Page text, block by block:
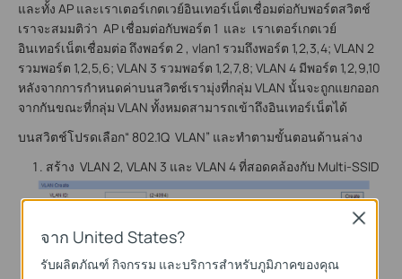
และทั้ง AP และเราเตอร์เกตเวย์อินเทอร์เน็ตเชื่อมต่อกับพอร์ตสวิตช์
เราจะสมมติว่า AP เชื่อมต่อกับพอร์ต 1 และ เราเตอร์เกตเวย์
อินเทอร์เน็ตเชื่อมต่อ ถึงพอร์ต 2 , vlan1 รวมถึงพอร์ต 1,2,3,4; VLAN 2
รวมพอร์ต 1,2,5,6; VLAN 3 รวมพอร์ต 1,2,7,8; VLAN 4 มีพอร์ต 1,2,9,10
หลังจากการกำหนดค่าบนสวิตช์เรามุ่งที่กลุ่ม VLAN นั้นจะถูกแยกออก
จากกันขณะที่กลุ่ม VLAN ทั้งหมดสามารถเข้าถึงอินเทอร์เน็ตได้
บนสวิตช์โปรดเลือก“ 802.1Q VLAN” และทำตามขั้นตอนด้านล่าง
สร้าง VLAN 2, VLAN 3 และ VLAN 4 ที่สอดคล้องกับ Multi-SSID
จาก United States?
รับผลิตภัณฑ์ กิจกรรม และบริการสำหรับภูมิภาคของคุณ
Close